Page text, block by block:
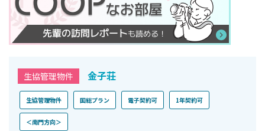
生協管理物件 金子荘
生協管理物件 国総プラン 電子契約可 1年契約可
＜南門方向＞